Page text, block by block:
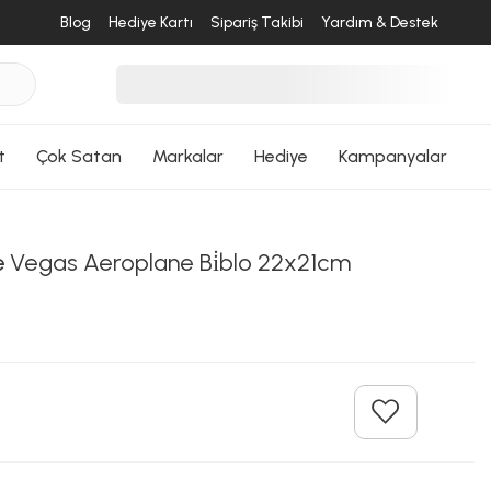
Blog Hediye Kartı Sipariş Takibi Yardım & Destek
Çok Satan Markalar Hediye Kampanyalar
Vegas Aeroplane Bi̇blo 22x21cm